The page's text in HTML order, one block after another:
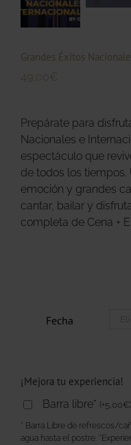
Grandes Éxitos
49,00€
Prepárate para
Nacionales e
espectáculo que
de todos los tiempos.
emoción y grandes
cantar, bailar y
completa de Cena +
Fecha
¡Mejora tu experiencia!
Barra libre* (+5,00€)
* Barra Libre de refrescos/
agua hasta el postre.